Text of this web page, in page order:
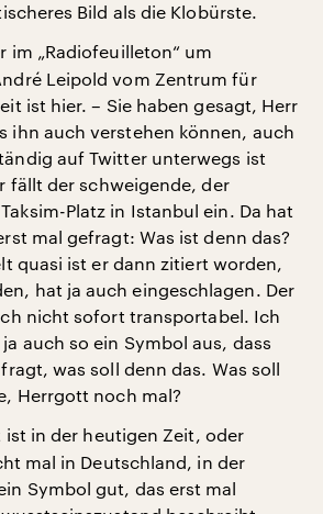
Bild als die Klobürste.
im „Radiofeuilleton“ um
Leipold vom Zentrum für
ist hier. – Sie haben gesagt, Herr
ihn auch verstehen können, auch
auf Twitter unterwegs ist
fällt der schweigende, der
Platz in Istanbul ein. Da hat
mal gefragt: Was ist denn das?
quasi ist er dann zitiert worden,
hat ja auch eingeschlagen. Der
nicht sofort transportabel. Ich
auch so ein Symbol aus, dass
was soll denn das. Was soll
Herrgott noch mal?
ist in der heutigen Zeit, oder
mal in Deutschland, in der
Symbol gut, das erst mal